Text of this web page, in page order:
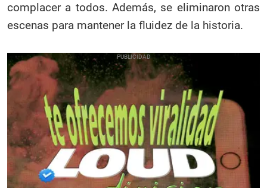
complacer a todos. Además, se eliminaron otras
escenas para mantener la fluidez de la historia.